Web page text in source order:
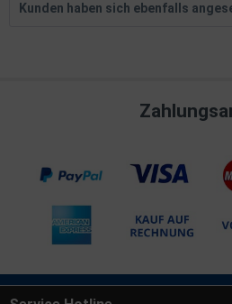
Kunden haben sich ebenfalls